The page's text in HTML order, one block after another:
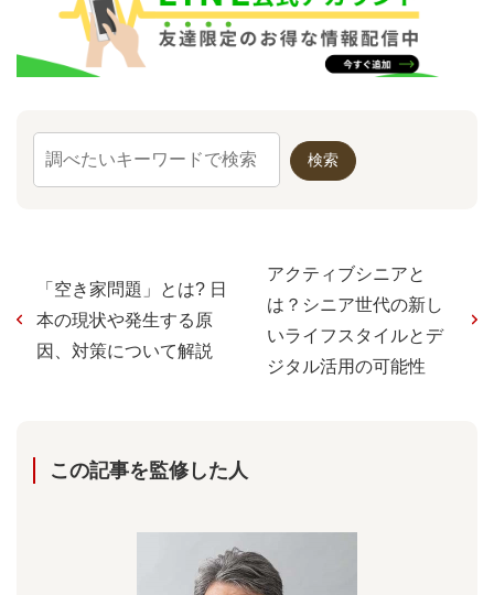
「空き家問題」とは? 日
本の現状や発生する原
因、対策について解説
アクティブシニアと
は？シニア世代の新し
いライフスタイルとデ
ジタル活用の可能性
この記事を監修した⼈